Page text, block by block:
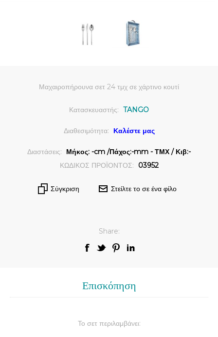
Μαχαιροπήρουνα σετ 24 τμχ σε χάρτινο κουτί
Κατασκευαστής: TANGO
Διαθεσιμότητα: Καλέστε μας
Διαστάσεις:
Μήκος: -cm /Πάχος:-mm - ΤΜΧ / Κιβ:-
ΚΩΔΙΚΟΣ ΠΡΟΪΟΝΤΟΣ:
03952
Σύγκριση Στείλτε το σε ένα φίλο
Share:
Επισκόπηση
Το σετ περιλαμβάνει: